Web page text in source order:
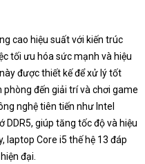
cao hiệu suất với kiến trúc
tối ưu hóa sức mạnh và hiệu
được thiết kế để xử lý tốt
đến giải trí và chơi game
nghệ tiên tiến như Intel
DDR5, giúp tăng tốc độ và hiệu
laptop Core i5 thế hệ 13 đáp
đại.